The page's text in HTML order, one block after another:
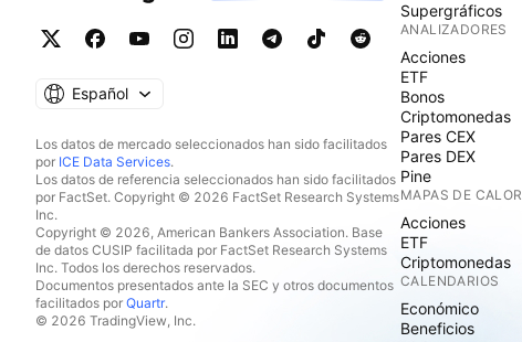
Español
Los datos de mercado seleccionados han sido facilitados
por ICE Data Services.
Los datos de referencia seleccionados han sido facilitados
por FactSet. Copyright © 2026 FactSet Research Systems
Inc.
Copyright © 2026, American Bankers Association. Base
de datos CUSIP facilitada por FactSet Research Systems
Inc. Todos los derechos reservados.
Documentos presentados ante la SEC y otros documentos
facilitados por Quartr.
© 2026 TradingView, Inc.
Supergráficos
ANALIZADORES
Acciones
ETF
Bonos
Criptomonedas
Pares CEX
Pares DEX
Pine
MAPAS DE CALOR
Acciones
ETF
Criptomonedas
CALENDARIOS
Económico
Beneficios